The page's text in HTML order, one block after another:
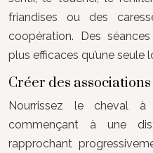
friandises ou des
coopération. Des
plus efficaces qu’une seule
Créer des
Nourrissez le cheval
commençant à une
rapprochant